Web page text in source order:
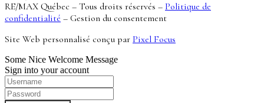
RE/MAX Québec – Tous droits réservés – Politique de
confidentialité – Gestion du consentement
Site Web personnalisé conçu par Pixel Focus
Some Nice Welcome Message
Sign into your account